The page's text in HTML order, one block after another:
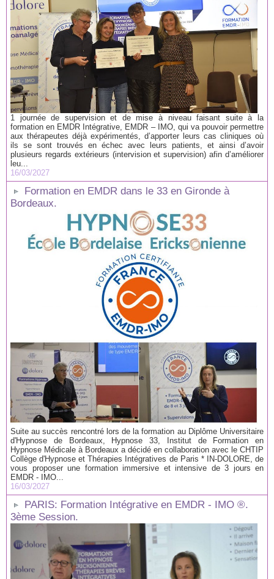
1 journée de supervision et de mise à niveau faisant suite à la
formation en EMDR Intégrative, EMDR – IMO, qui va pouvoir permettre
aux thérapeutes déjà expérimentés, d’apporter leurs cas cliniques où
ils se sont trouvés en échec avec leurs patients, et ainsi d’avoir
plusieurs regards extérieurs (intervision et supervision) afin d’améliorer
leu...
16/03/2027
Formation en EMDR dans le 33 en Gironde à
Bordeaux.
Suite au succès rencontré lors de la formation au Diplôme Universitaire
d'Hypnose de Bordeaux, Hypnose 33, Institut de Formation en
Hypnose Médicale à Bordeaux a décidé en collaboration avec le CHTIP
Collège d'Hypnose et Thérapies Intégratives de Paris * IN-DOLORE, de
vous proposer une formation immersive et intensive de 3 jours en
EMDR - IMO...
16/03/2027
PARIS: Formation Intégrative en EMDR - IMO ®.
3ème Session.